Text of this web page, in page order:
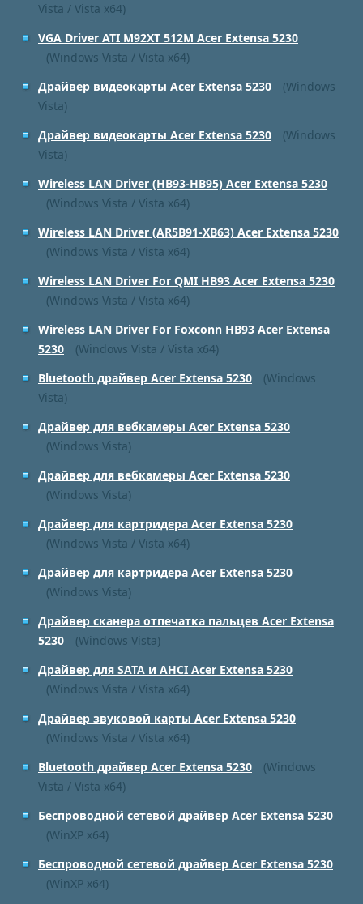
Vista / Vista x64)
VGA Driver ATI M92XT 512M Acer Extensa 5230
(Windows Vista / Vista x64)
Драйвер видеокарты Acer Extensa 5230
(Windows
Vista)
Драйвер видеокарты Acer Extensa 5230
(Windows
Vista)
Wireless LAN Driver (HB93-HB95) Acer Extensa 5230
(Windows Vista / Vista x64)
Wireless LAN Driver (AR5B91-XB63) Acer Extensa 5230
(Windows Vista / Vista x64)
Wireless LAN Driver For QMI HB93 Acer Extensa 5230
(Windows Vista / Vista x64)
Wireless LAN Driver For Foxconn HB93 Acer Extensa
5230
(Windows Vista / Vista x64)
Bluetooth драйвер Acer Extensa 5230
(Windows
Vista)
Драйвер для вебкамеры Acer Extensa 5230
(Windows Vista)
Драйвер для вебкамеры Acer Extensa 5230
(Windows Vista)
Драйвер для картридера Acer Extensa 5230
(Windows Vista / Vista x64)
Драйвер для картридера Acer Extensa 5230
(Windows Vista)
Драйвер сканера отпечатка пальцев Acer Extensa
5230
(Windows Vista)
Драйвер для SATA и AHCI Acer Extensa 5230
(Windows Vista / Vista x64)
Драйвер звуковой карты Acer Extensa 5230
(Windows Vista / Vista x64)
Bluetooth драйвер Acer Extensa 5230
(Windows
Vista / Vista x64)
Беспроводной сетевой драйвер Acer Extensa 5230
(WinXP x64)
Беспроводной сетевой драйвер Acer Extensa 5230
(WinXP x64)